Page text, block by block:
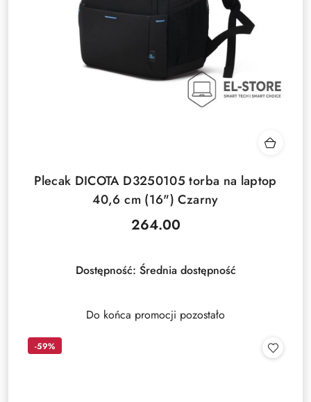
Plecak DICOTA D3250105 torba na laptop
40,6 cm (16") Czarny
Cena:
264.00
Dostępność: Średnia dostępność
Do końca promocji pozostało
-59%